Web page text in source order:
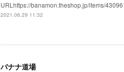
URLhttps://banamon.theshop.jp/items/
2021.06.29 11:32
バナナ道場